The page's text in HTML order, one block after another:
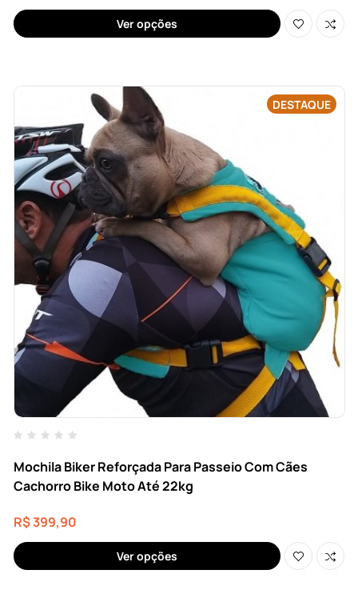
Ver opções
DESTAQUE
Mochila Biker Reforçada Para Passeio Com Cães
Cachorro Bike Moto Até 22kg
R$399,90
Ver opções